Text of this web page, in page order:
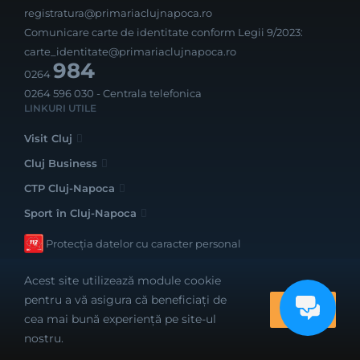
registratura@primariaclujnapoca.ro
Comunicare carte de identitate conform Legii 9/2023:
carte_identitate@primariaclujnapoca.ro
0264984
0264 596 030 - Centrala telefonica
LINKURI UTILE
Visit Cluj
Cluj Business
CTP Cluj-Napoca
Sport în Cluj-Napoca
Protecția datelor cu caracter personal
Realizat cu bune intenții de către
Acest site utilizează module cookie
pentru a vă asigura că beneficiați de
cea mai bună experiență pe site-ul
nostru.
OK